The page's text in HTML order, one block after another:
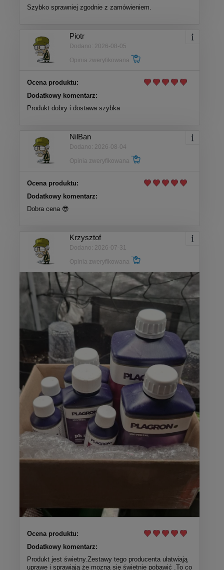
Szybko sprawniej zgodnie z zamówieniem.
Piotr
Dodano: 2026-08-05
Opinia zweryfikowana
Ocena produktu:
Dodatkowy komentarz:
Produkt dobry i dostawa szybka
NilBan
Dodano: 2026-08-04
Opinia zweryfikowana
Ocena produktu:
Dodatkowy komentarz:
Dobra cena 😎
Krzysztof
Dodano: 2026-07-31
Opinia zweryfikowana
Ocena produktu:
Dodatkowy komentarz:
Produkt jest świetny.Zestawy tego producenta ułatwiają
uprawe i sprawiają że mozna się świetnie pobawić .To co